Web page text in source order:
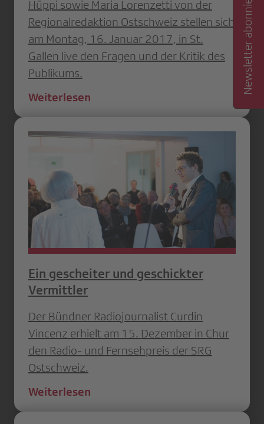
Hüppi sowie Maria Lorenzetti von der
Regionalredaktion Ostschweiz stellen sich
am Montag, 16. Januar 2017, in St.
Gallen live den Fragen und der Kritik des
Publikums.
Weiterlesen
Ein gescheiter und geschickter
Vermittler
Der Bündner Radiojournalist Curdin
Vincenz erhielt am 15. Dezember in Chur
den Radio- und Fernsehpreis der SRG
Ostschweiz.
Weiterlesen
Newsletter abonnieren